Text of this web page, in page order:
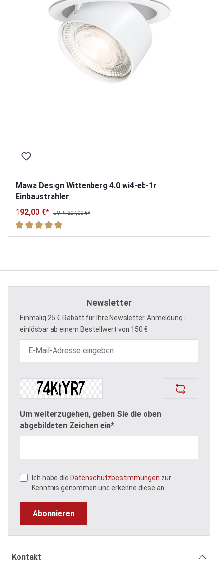
Mawa Design Wittenberg 4.0 wi4-eb-1r
Einbaustrahler
192,00 €*
UVP: 207,00 €*
Durchschnittliche Bewertung von 5 von 5 Sternen
Newsletter
Einmalig 25 € Rabatt für Ihre Newsletter-Anmeldung -
einlösbar ab einem Bestellwert von 150 €
Um weiterzugehen, geben Sie die oben
abgebildeten Zeichen ein*
Ich habe die Datenschutzbestimmungen zur
Kenntnis genommen und erkenne diese an.
Abonnieren
Kontakt